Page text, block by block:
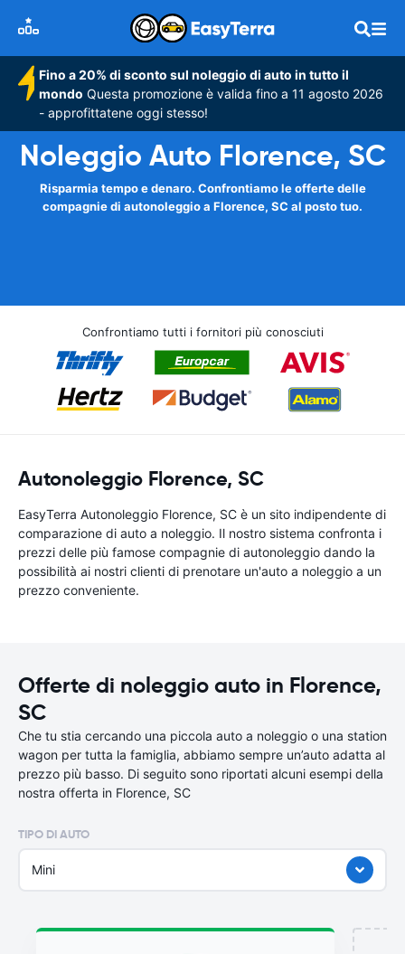
Fino a 20% di sconto sul noleggio di auto in tutto il
mondo Questa promozione è valida fino a 11 agosto 2026
- approfittatene oggi stesso!
Noleggio Auto Florence, SC
Risparmia tempo e denaro. Confrontiamo le offerte delle
compagnie di autonoleggio a Florence, SC al posto tuo.
Confrontiamo tutti i fornitori più conosciuti
Autonoleggio Florence, SC
EasyTerra Autonoleggio Florence, SC è un sito indipendente di
comparazione di auto a noleggio. Il nostro sistema confronta i
prezzi delle più famose compagnie di autonoleggio dando la
possibilità ai nostri clienti di prenotare un'auto a noleggio a un
prezzo conveniente.
Offerte di noleggio auto in Florence,
SC
Che tu stia cercando una piccola auto a noleggio o una station
wagon per tutta la famiglia, abbiamo sempre un’auto adatta al
prezzo più basso. Di seguito sono riportati alcuni esempi della
nostra offerta in Florence, SC
TIPO DI AUTO
Mini